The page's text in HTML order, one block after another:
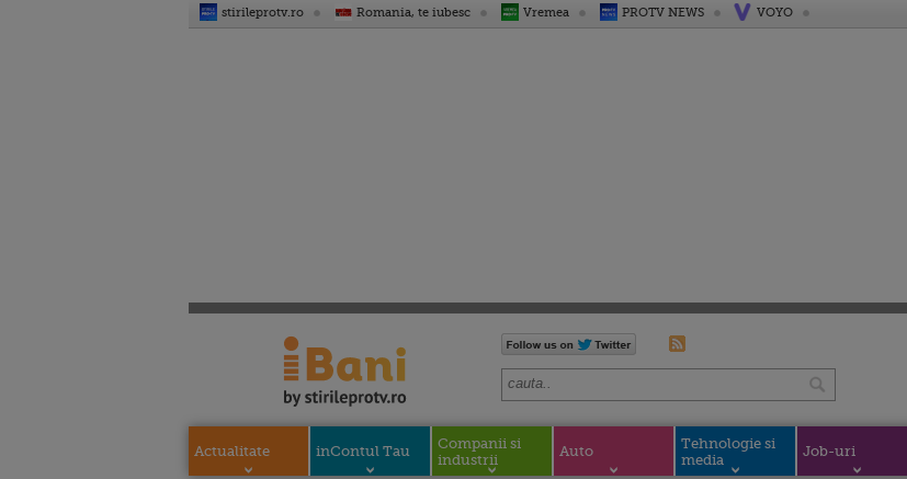
stirileprotv.ro Romania, te iubesc Vremea PROTV NEWS VOYO
Actualitate inContul Tau
Companii si
industrii
Auto
Tehnologie si
media
Job-uri